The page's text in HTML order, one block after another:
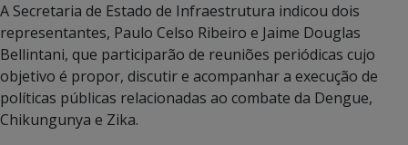
A Secretaria de Estado de Infraestrutura indicou dois
representantes, Paulo Celso Ribeiro e Jaime Douglas
Bellintani, que participarão de reuniões periódicas cujo
objetivo é propor, discutir e acompanhar a execução de
políticas públicas relacionadas ao combate da Dengue,
Chikungunya e Zika.